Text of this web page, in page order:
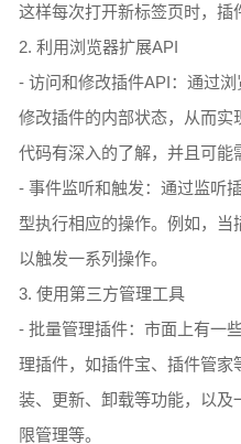
这样每次打开新标签页时，插
2. 利用浏览器扩展API
- 访问和修改插件API：通过
修改插件的内部状态，从而实
代码有深入的了解，并且可能
- 事件监听和触发：通过监听
型执行相应的操作。例如，
以触发一系列操作。
3. 使用第三方管理工具
- 批量管理插件：市面上有一
理插件，如插件宝、插件管家
装、更新、卸载等功能，以及
限管理等。